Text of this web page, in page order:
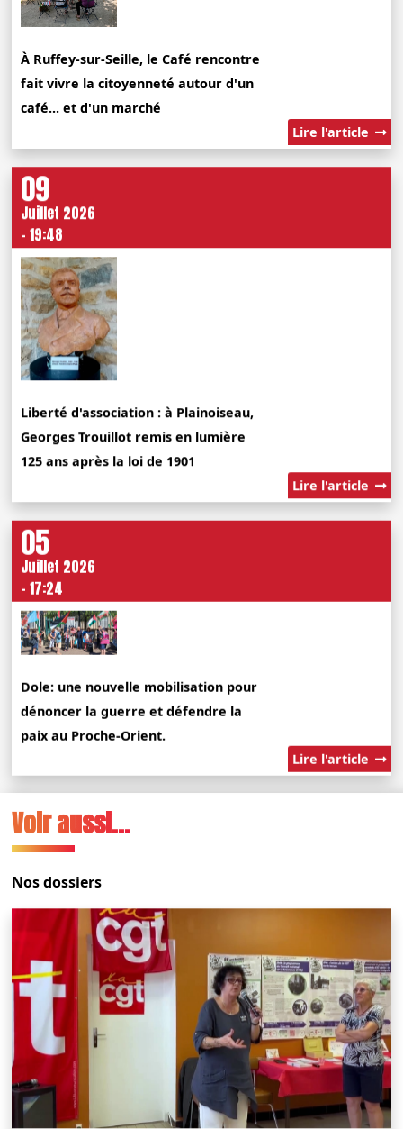
À Ruffey-sur-Seille, le Café rencontre
fait vivre la citoyenneté autour d'un
café... et d'un marché
Lire l'article
09
Juillet 2026
- 19:48
Liberté d'association : à Plainoiseau,
Georges Trouillot remis en lumière
125 ans après la loi de 1901
Lire l'article
05
Juillet 2026
- 17:24
Dole: une nouvelle mobilisation pour
dénoncer la guerre et défendre la
paix au Proche-Orient.
Lire l'article
Voir aussi...
Nos dossiers